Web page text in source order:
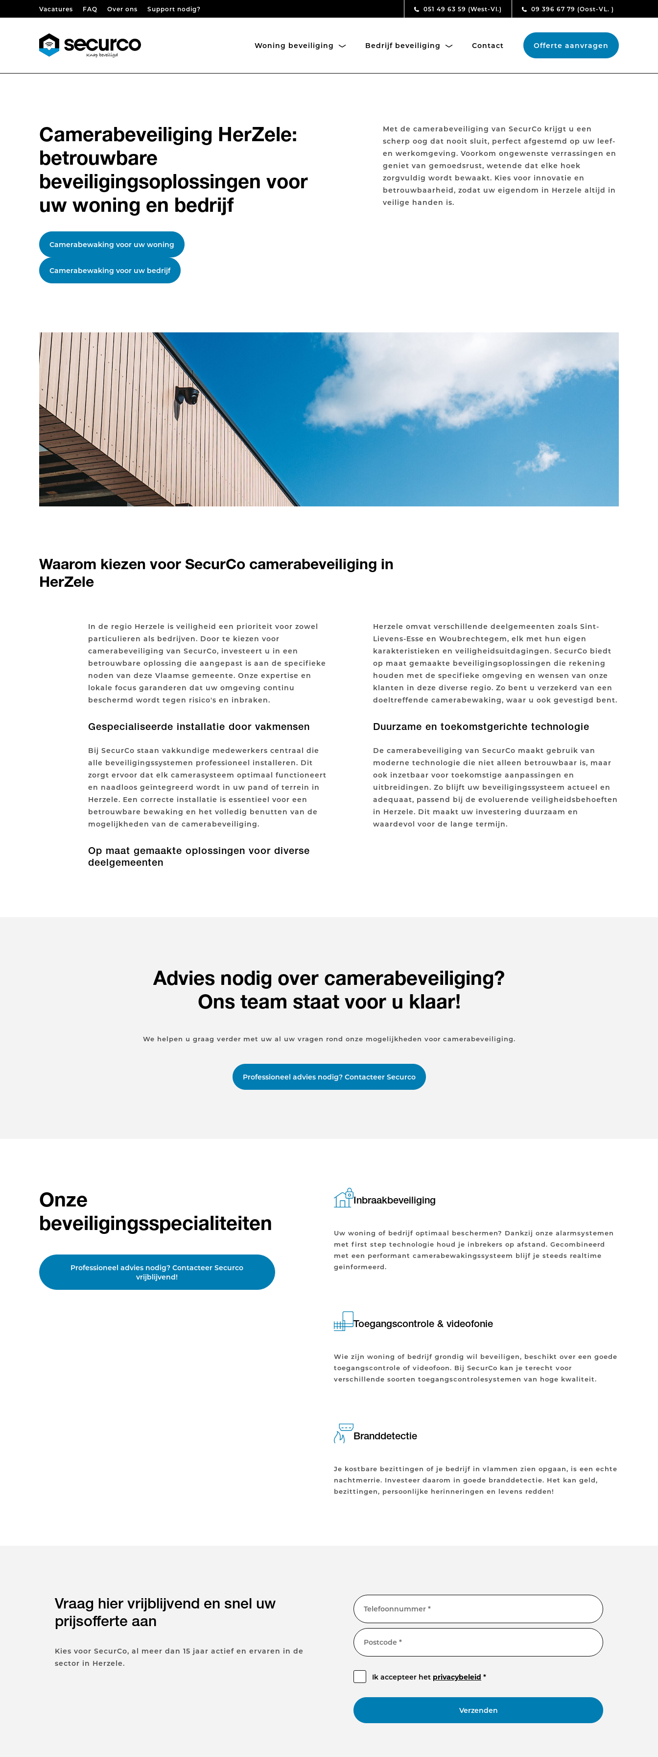
Skip to contentVacatures FAQ Over ons Support nodig? 051 49 63 59 (West-Vl.) 09 396 67 79 (Oost-VL. )
Woning beveiliging Bedrijf beveiliging Contact Offerte aanvragen
Camerabeveiliging HerZele:
betrouwbare
beveiligingsoplossingen voor
uw woning en bedrijf
Camerabewaking voor uw woning
Camerabewaking voor uw bedrijf
Met de camerabeveiliging van SecurCo krijgt u een
scherp oog dat nooit sluit, perfect afgestemd op uw leef-
en werkomgeving. Voorkom ongewenste verrassingen en
geniet van gemoedsrust, wetende dat elke hoek
zorgvuldig wordt bewaakt. Kies voor innovatie en
betrouwbaarheid, zodat uw eigendom in Herzele altijd in
veilige handen is.
Waarom kiezen voor SecurCo camerabeveiliging in
HerZele
In de regio Herzele is veiligheid een prioriteit voor zowel
particulieren als bedrijven. Door te kiezen voor
camerabeveiliging van SecurCo, investeert u in een
betrouwbare oplossing die aangepast is aan de specifieke
noden van deze Vlaamse gemeente. Onze expertise en
lokale focus garanderen dat uw omgeving continu
beschermd wordt tegen risico's en inbraken.
Gespecialiseerde installatie door vakmensen
Bij SecurCo staan vakkundige medewerkers centraal die
alle beveiligingssystemen professioneel installeren. Dit
zorgt ervoor dat elk camerasysteem optimaal functioneert
en naadloos geïntegreerd wordt in uw pand of terrein in
Herzele. Een correcte installatie is essentieel voor een
betrouwbare bewaking en het volledig benutten van de
mogelijkheden van de camerabeveiliging.
Op maat gemaakte oplossingen voor diverse
deelgemeenten
Herzele omvat verschillende deelgemeenten zoals Sint-
Lievens-Esse en Woubrechtegem, elk met hun eigen
karakteristieken en veiligheidsuitdagingen. SecurCo biedt
op maat gemaakte beveiligingsoplossingen die rekening
houden met de specifieke omgeving en wensen van onze
klanten in deze diverse regio. Zo bent u verzekerd van een
doeltreffende camerabewaking, waar u ook gevestigd bent.
Duurzame en toekomstgerichte technologie
De camerabeveiliging van SecurCo maakt gebruik van
moderne technologie die niet alleen betrouwbaar is, maar
ook inzetbaar voor toekomstige aanpassingen en
uitbreidingen. Zo blijft uw beveiligingssysteem actueel en
adequaat, passend bij de evoluerende veiligheidsbehoeften
in Herzele. Dit maakt uw investering duurzaam en
waardevol voor de lange termijn.
Advies nodig over camerabeveiliging?
Ons team staat voor u klaar!
We helpen u graag verder met uw al uw vragen rond onze mogelijkheden voor camerabeveiliging.
Professioneel advies nodig? Contacteer Securco
Onze
beveiligingsspecialiteiten
Professioneel advies nodig? Contacteer Securco
vrijblijvend!
Inbraakbeveiliging
Uw woning of bedrijf optimaal beschermen? Dankzij onze alarmsystemen
met first step technologie houd je inbrekers op afstand. Gecombineerd
met een performant camerabewakingssysteem blijf je steeds realtime
geïnformeerd.
Toegangscontrole & videofonie
Wie zijn woning of bedrijf grondig wil beveiligen, beschikt over een goede
toegangscontrole of videofoon. Bij SecurCo kan je terecht voor
verschillende soorten toegangscontrolesystemen van hoge kwaliteit.
Branddetectie
Je kostbare bezittingen of je bedrijf in vlammen zien opgaan, is een echte
nachtmerrie. Investeer daarom in goede branddetectie. Het kan geld,
bezittingen, persoonlijke herinneringen en levens redden!
Vraag hier vrijblijvend en snel uw
prijsofferte aan
Kies voor SecurCo, al meer dan 15 jaar actief en ervaren in de
sector in Herzele.
Telefoonnummer *
Postcode *
Ik accepteer het privacybeleid *
Verzenden
<!-- Generator: Adobe Illustrator 28.6.0,
<!-- Generator: Adobe Illustrator 28.6.0,